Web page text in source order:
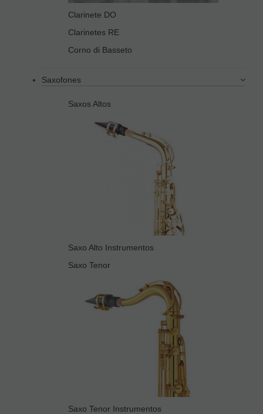
Clarinete DO
Clarinetes RE
Corno di Basseto
Saxofones
Saxos Altos
Saxo Alto Instrumentos
Saxo Tenor
Saxo Tenor Instrumentos